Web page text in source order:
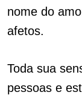
nome do
afetos.
Toda sua
pessoas e